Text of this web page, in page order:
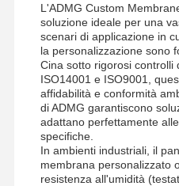
L'ADMG Custom
soluzione ideale per una
scenari di applicazione in
la personalizzazione sono
Cina sotto rigorosi controlli
ISO14001 e ISO9001,
affidabilità e conformità
di ADMG garantiscono
adattano perfettamente
specifiche.
In ambienti industriali, il
membrana personalizzato
resistenza all'umidità